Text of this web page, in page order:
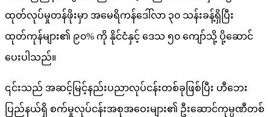
ထုတ်လုပ်မှုတန်ဖိုးမှာ အမေရိကန်ဒေါ်လာ ၃၀ သန်းခန့်ရှိပြီး
ထုတ်ကုန်များ၏ ၉၀% ကို နိုင်ငံနှင့် ဒေသ ၅၀ ကျော်သို့ ပို့ဆောင်
ပေးပါသည်။
၎င်းသည် အဆင့်မြင့်နည်းပညာလုပ်ငန်းတစ်ခုဖြစ်ပြီး ဟီဘေး
ပြည်နယ်ရှိ စက်မှုလုပ်ငန်းအစုအဝေးများ၏ ဦးဆောင်ကုမ္ပဏီတစ်